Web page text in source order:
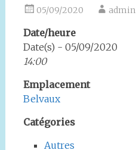
05/09/2020 admin
Date/heure
Date(s) - 05/09/2020
14:00
Emplacement
Belvaux
Catégories
Autres